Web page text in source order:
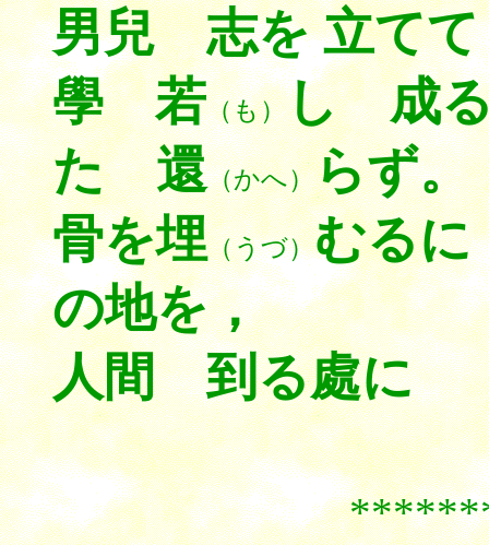
男兒 志を 立て
學 若（も）し 成
た 還（かへ）らず。
骨を埋（うづ）むる
の地を，
人間 到る處に